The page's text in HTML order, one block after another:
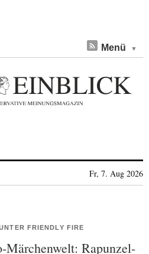
Menü
Fr, 7. Aug 2026
FRIENDLY FIRE
Märchenwelt: Rapunzel-